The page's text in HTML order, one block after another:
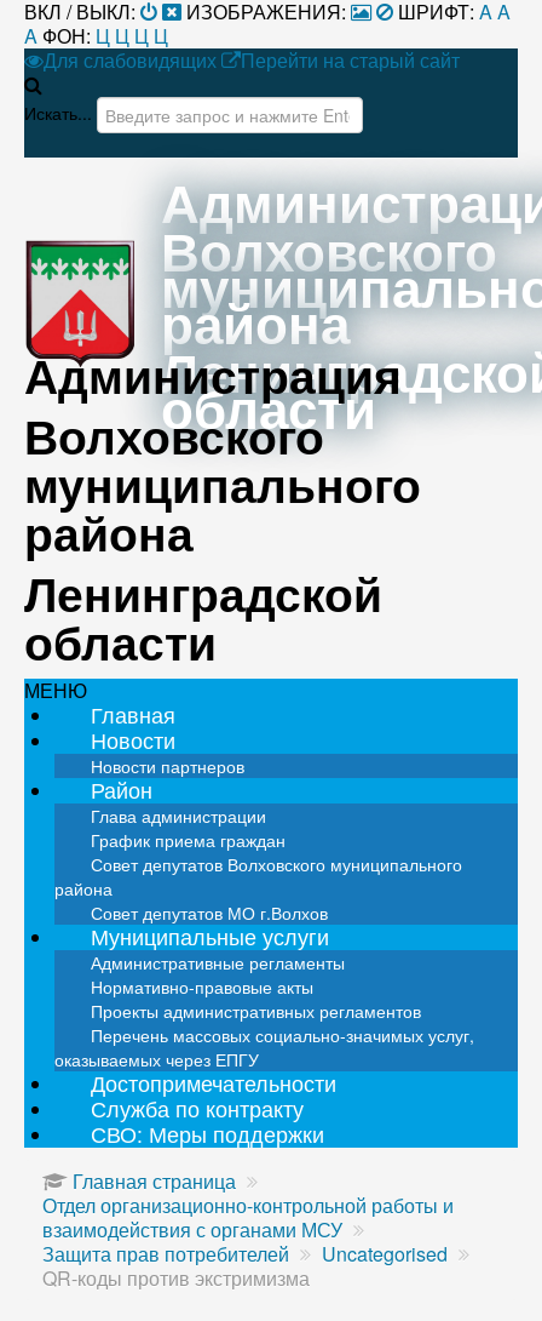
ВКЛ / ВЫКЛ: ИЗОБРАЖЕНИЯ: ШРИФТ: AA
A ФОН: Ц Ц Ц Ц
Для слабовидящих
Перейти на старый сайт
Искать...
Волховского
района
области
Администрация
Волховского
муниципального
района
Ленинградской
области
МЕНЮ
Главная
Новости
Новости партнеров
Район
Глава администрации
График приема граждан
Совет депутатов Волховского муниципального
района
Совет депутатов МО г.Волхов
Муниципальные услуги
Административные регламенты
Нормативно-правовые акты
Проекты административных регламентов
Перечень массовых социально-значимых услуг,
оказываемых через ЕПГУ
Достопримечательности
Служба по контракту
СВО: Меры поддержки
Главная страница
Отдел организационно-контрольной работы и
взаимодействия с органами МСУ
Защита прав потребителей
Uncategorised
QR-коды против экстримизма